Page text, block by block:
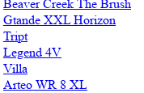
Beaver Creek The Brush
Gtande XXL Horizon
Tript
Legend 4V
Villa
Arteo WR 8 XL